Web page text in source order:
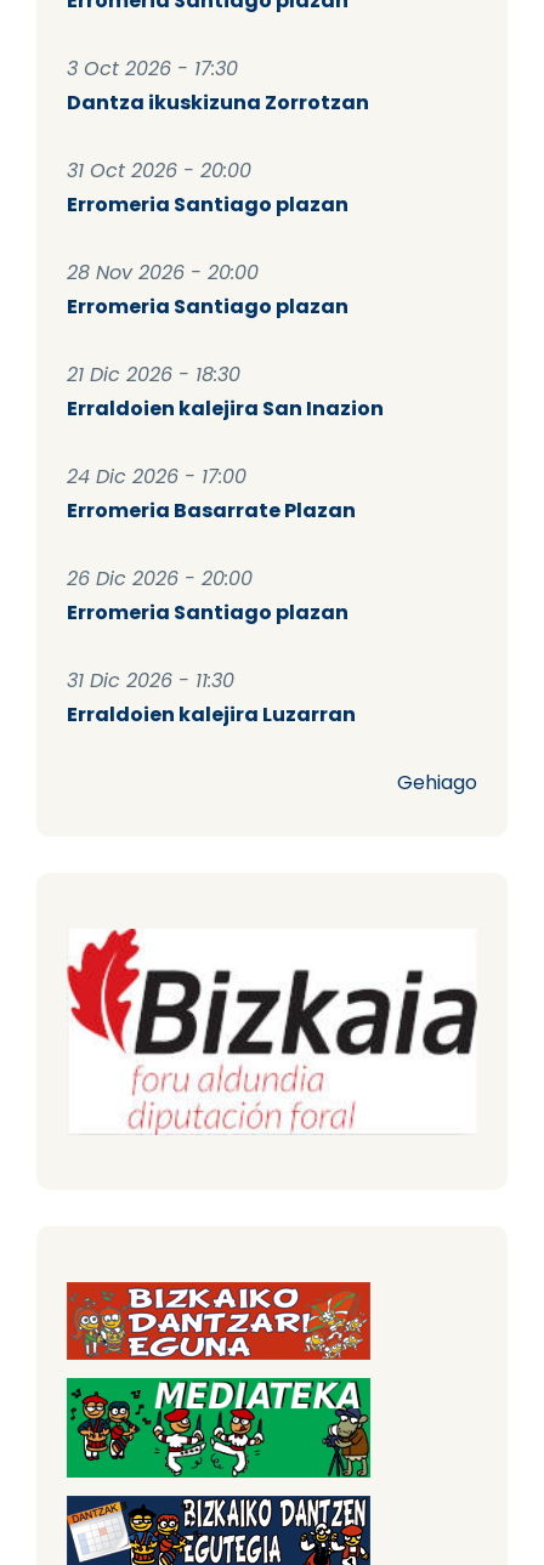
3 Oct 2026 - 17:30
Dantza ikuskizuna Zorrotzan
31 Oct 2026 - 20:00
Erromeria Santiago plazan
28 Nov 2026 - 20:00
Erromeria Santiago plazan
21 Dic 2026 - 18:30
Erraldoien kalejira San Inazion
24 Dic 2026 - 17:00
Erromeria Basarrate Plazan
26 Dic 2026 - 20:00
Erromeria Santiago plazan
31 Dic 2026 - 11:30
Erraldoien kalejira Luzarran
Gehiago